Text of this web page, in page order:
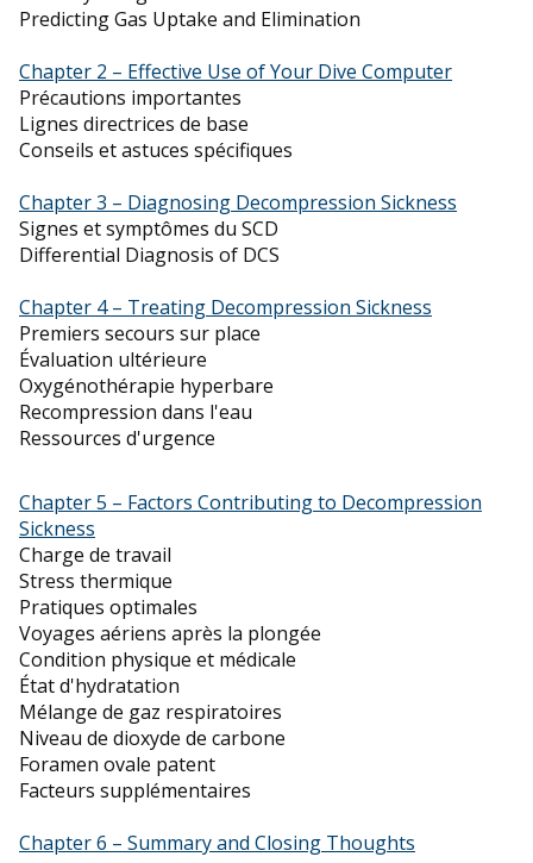
Predicting Gas Uptake and Elimination
Chapter 2 – Effective Use of Your Dive Computer
Précautions importantes
Lignes directrices de base
Conseils et astuces spécifiques
Chapter 3 – Diagnosing Decompression Sickness
Signes et symptômes du SCD
Differential Diagnosis of DCS
Chapter 4 – Treating Decompression Sickness
Premiers secours sur place
Évaluation ultérieure
Oxygénothérapie hyperbare
Recompression dans l'eau
Ressources d'urgence
Chapter 5 – Factors Contributing to Decompression
Sickness
Charge de travail
Stress thermique
Pratiques optimales
Voyages aériens après la plongée
Condition physique et médicale
État d'hydratation
Mélange de gaz respiratoires
Niveau de dioxyde de carbone
Foramen ovale patent
Facteurs supplémentaires
Chapter 6 – Summary and Closing Thoughts